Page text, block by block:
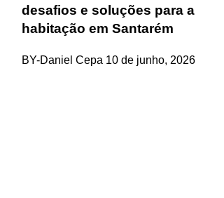
desafios e soluções para a
habitação em Santarém
BY-Daniel Cepa 10 de junho, 2026